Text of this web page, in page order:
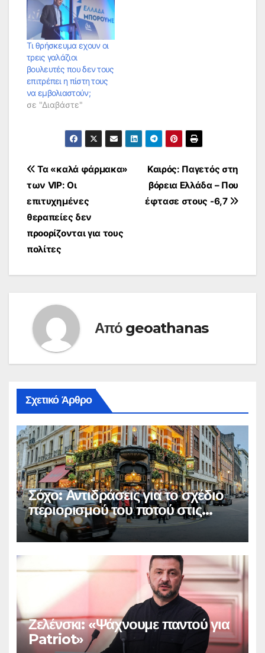
Τι θρήσκευμα εχουν οι
τρεις γαλάζιοι
βουλευτές που δεν τους
επιτρέπει η πίστη τους
να εμβολιαστούν;
σε "Διαβάστε"
Πλοήγηση
άρθρων
Καιρός: Παγετός στη
βόρεια Ελλάδα – Που
έφτασε στους -6,7
Τα «καλά φάρμακα»
των VIP: Οι
επιτυχημένες
θεραπείες δεν
προορίζονται για τους
πολίτες
Από geoathanas
Σχετικό Άρθρο
Σόχο: Αντιδράσεις για το σχέδιο
περιορισμού του ποτού στις
παμπ
Ζελένσκι: «Ψάχνουμε παντού για
Patriot»